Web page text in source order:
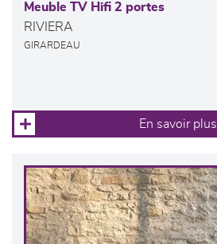
Meuble TV Hifi 2 portes
RIVIERA
GIRARDEAU
En savoir plus